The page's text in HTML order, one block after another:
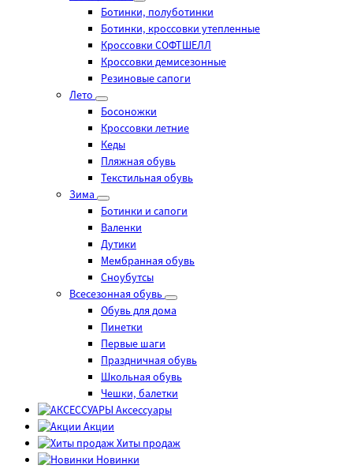
Ботинки, полуботинки
Ботинки, кроссовки утепленные
Кроссовки СОФТШЕЛЛ
Кроссовки демисезонные
Резиновые сапоги
Лето
Босоножки
Кроссовки летние
Кеды
Пляжная обувь
Текстильная обувь
Зима
Ботинки и сапоги
Валенки
Дутики
Мембранная обувь
Сноубутсы
Всесезонная обувь
Обувь для дома
Пинетки
Первые шаги
Праздничная обувь
Школьная обувь
Чешки, балетки
Аксессуары
Акции
Хиты продаж
Новинки